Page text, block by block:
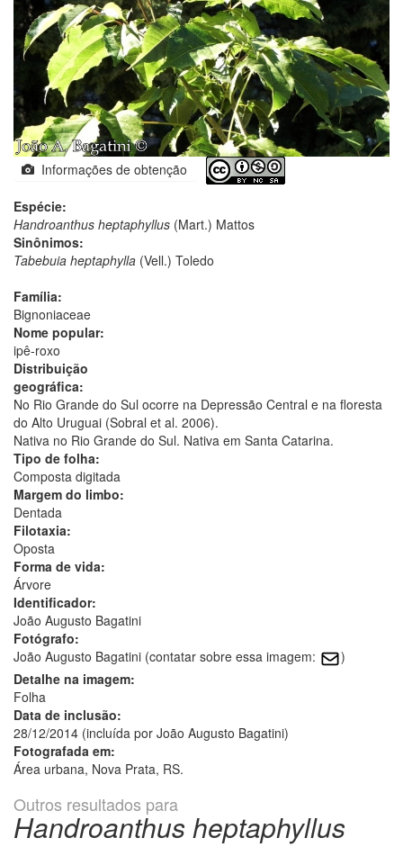
Informações de obtenção
Espécie:
Handroanthus heptaphyllus (Mart.) Mattos
Sinônimos:
Tabebuia heptaphylla (Vell.) Toledo
Família:
Bignoniaceae
Nome popular:
ipê-roxo
Distribuição
geográfica:
No Rio Grande do Sul ocorre na Depressão Central e na floresta
do Alto Uruguai (Sobral et al. 2006).
Nativa no Rio Grande do Sul. Nativa em Santa Catarina.
Tipo de folha:
Composta digitada
Margem do limbo:
Dentada
Filotaxia:
Oposta
Forma de vida:
Árvore
Identificador:
João Augusto Bagatini
Fotógrafo:
João Augusto Bagatini (contatar sobre essa imagem:
)
Detalhe na imagem:
Folha
Data de inclusão:
28/12/2014 (incluída por João Augusto Bagatini)
Fotografada em:
Área urbana, Nova Prata, RS.
Outros resultados para
Handroanthus heptaphyllus